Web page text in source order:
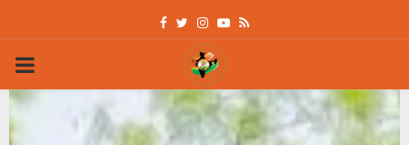
Facebook
Twitter
Instagram
Youtube
Rss
PRIMARY
MENU